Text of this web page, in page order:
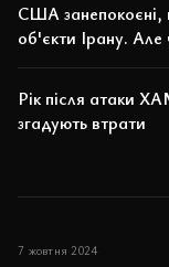
США занепокоєні,
об'єкти Ірану.
Рік після атаки
згадують втрати
7 жовтня 2024